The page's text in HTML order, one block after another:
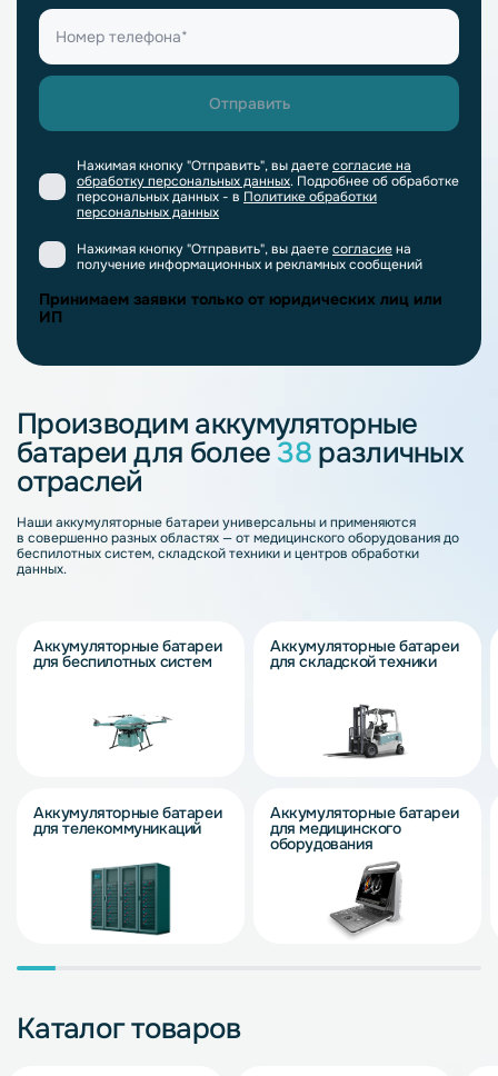
Нажимая кнопку "Отправить", вы даетесогласие на
обработку персональных данных. Подробнее об обработке
персональных данных - в Политике обработки
персональных данных
Нажимая кнопку "Отправить", вы даетесогласиена
получение информационных и рекламных сообщений
Принимаем заявки только от юридических лиц или
ИП
Производим аккумуляторные
батареи для более38 различных
отраслей
Наши аккумуляторные батареи универсальны и применяются
в совершенно разных областях — от медицинского оборудования до
беспилотных систем, складской техники и центров обработки
данных.
Аккумуляторные батареи
для беспилотных систем
Аккумуляторные батареи
для телекоммуникаций
Аккумуляторные батареи
для складской техники
Аккумуляторные батареи
для медицинского
оборудования
Каталог товаров